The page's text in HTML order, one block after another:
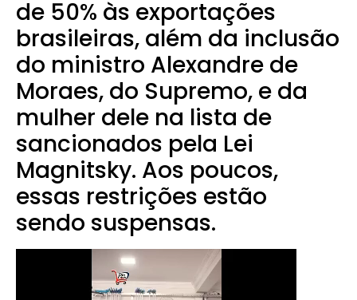
de 50% às exportações
brasileiras, além da inclusão
do ministro Alexandre de
Moraes, do Supremo, e da
mulher dele na lista de
sancionados pela Lei
Magnitsky. Aos poucos,
essas restrições estão
sendo suspensas.
Tocador